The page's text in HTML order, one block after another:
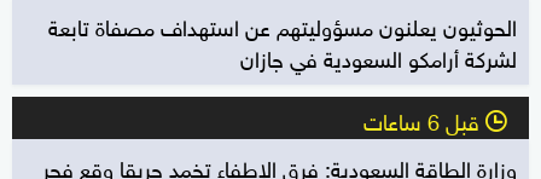
الحوثيون يعلنون مسؤوليتهم عن استهداف مصفاة تابعة
لشركة أرامكو السعودية في جازان
l قبل 6 ساعات
وزارة الطاقة السعودية: فرق الإطفاء تخمد حريقا وقع فجر